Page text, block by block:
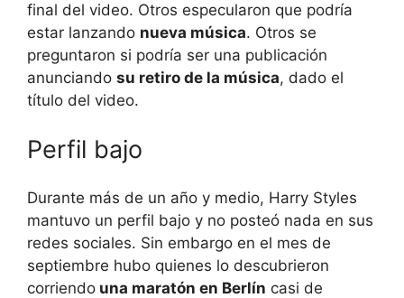
final del video. Otros especularon que podría
estar lanzando nueva música. Otros se
preguntaron si podría ser una publicación
anunciando su retiro de la música, dado el
título del video.
Perfil bajo
Durante más de un año y medio, Harry Styles
mantuvo un perfil bajo y no posteó nada en sus
redes sociales. Sin embargo en el mes de
septiembre hubo quienes lo descubrieron
corriendo una maratón en Berlín casi de